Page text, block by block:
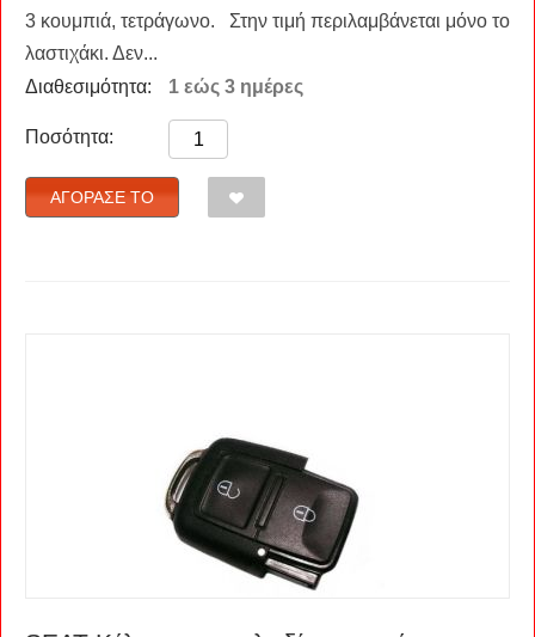
3 κουμπιά, τετράγωνο. Στην τιμή περιλαμβάνεται μόνο το
λαστιχάκι. Δεν...
Διαθεσιμότητα:
1 εώς 3 ημέρες
Ποσότητα:
ΑΓΌΡΑΣΈ ΤΟ